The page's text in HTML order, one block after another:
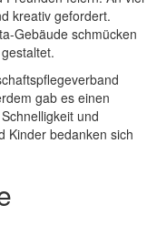
kreativ gefordert.
Gebäude schmücken
gab es einen
und
Kinder bedanken sich